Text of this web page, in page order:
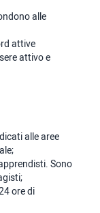
alle
attive
attivo e
alle aree
Sono
ore di